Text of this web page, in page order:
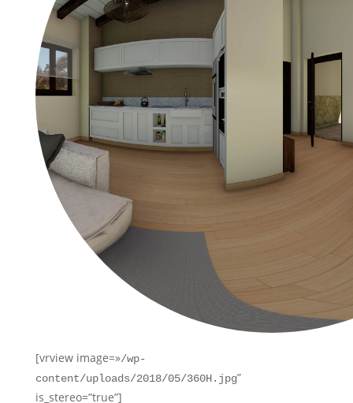
[vrview image=»/wp-
content/uploads/2018/05/360H.jpg”
is_stereo=”true”]